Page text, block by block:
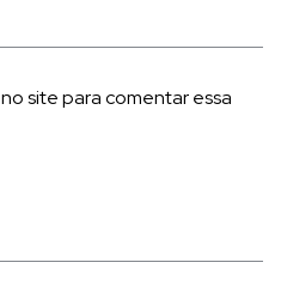
no site para comentar essa